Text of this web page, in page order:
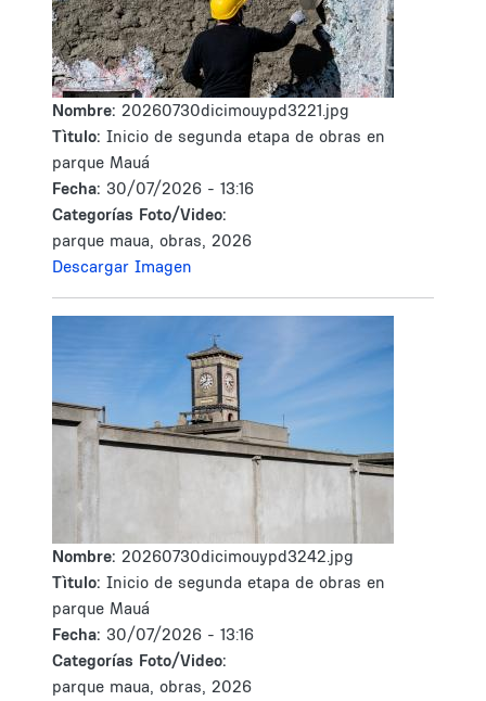
Nombre: 20260730dicimouypd3221.jpg
Tìtulo: Inicio de segunda etapa de obras en
parque Mauá
Fecha: 30/07/2026 - 13:16
Categorías Foto/Video:
parque maua, obras, 2026
Descargar Imagen
Nombre: 20260730dicimouypd3242.jpg
Tìtulo: Inicio de segunda etapa de obras en
parque Mauá
Fecha: 30/07/2026 - 13:16
Categorías Foto/Video:
parque maua, obras, 2026